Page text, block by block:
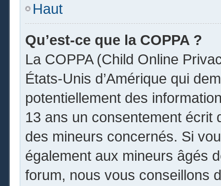
Haut
Qu’est-ce que la COPPA ?
La COPPA (Child Online
États-Unis d’Amérique qui
potentiellement des
13 ans un consentement écrit
des mineurs concernés. Si
également aux mineurs âgés
forum, nous vous conseillons